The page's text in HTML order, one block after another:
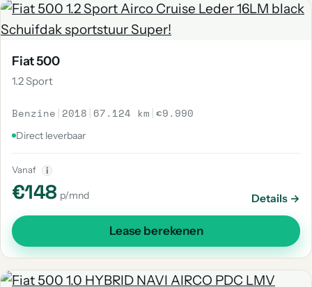
Fiat 500
1.2 Sport
Benzine | 2018 | 67.124 km |€9.990
Direct leverbaar
Vanaf i
€148 p/mnd Details →
Lease berekenen